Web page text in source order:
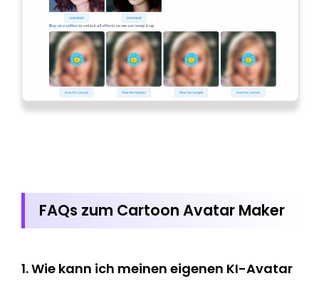
FAQs zum Cartoon Avatar Maker
1. Wie kann ich meinen eigenen KI-Avatar